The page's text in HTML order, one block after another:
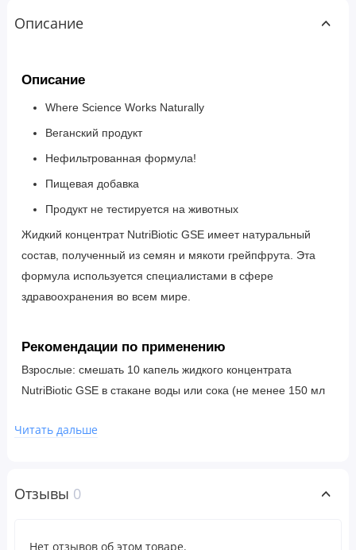
Описание
Описание
Where Science Works Naturally
Веганский продукт
Нефильтрованная формула!
Пищевая добавка
Продукт не тестируется на животных
Жидкий концентрат NutriBiotic GSE имеет натуральный
состав, полученный из семян и мякоти грейпфрута. Эта
формула используется специалистами в сфере
здравоохранения во всем мире.
Рекомендации по применению
Взрослые: смешать 10 капель жидкого концентрата
NutriBiotic GSE в стакане воды или сока (не менее 150 мл
приема пищи.
Читать дальше
Отзывы 0
Нет отзывов об этом товаре.